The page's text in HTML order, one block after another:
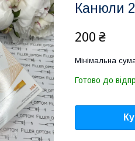
Канюли
200 ₴
Мінімальна
Готово до